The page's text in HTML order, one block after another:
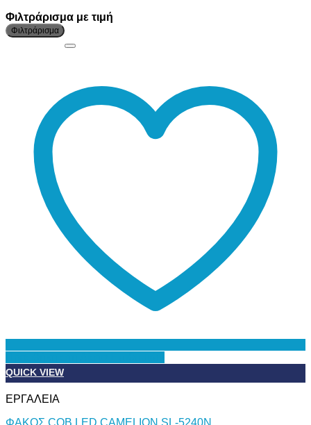
Φιλτράρισμα με τιμή
Φιλτράρισμα
QUICK VIEW
ΕΡΓΑΛΕΙΑ